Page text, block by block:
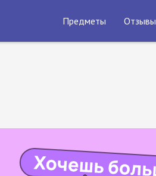
Предметы Отзывы